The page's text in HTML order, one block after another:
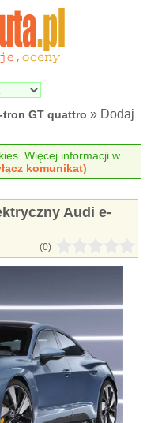
tron GT quattro » Dodaj
Więcej informacji w
komunikat)
Audi e-
(0)